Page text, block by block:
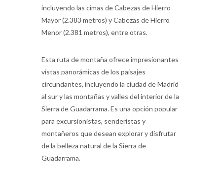
incluyendo las cimas de Cabezas de Hierro
Mayor (2.383 metros) y Cabezas de Hierro
Menor (2.381 metros), entre otras.
Esta ruta de montaña ofrece impresionantes
vistas panorámicas de los paisajes
circundantes, incluyendo la ciudad de Madrid
al sur y las montañas y valles del interior de la
Sierra de Guadarrama. Es una opción popular
para excursionistas, senderistas y
montañeros que desean explorar y disfrutar
de la belleza natural de la Sierra de
Guadarrama.